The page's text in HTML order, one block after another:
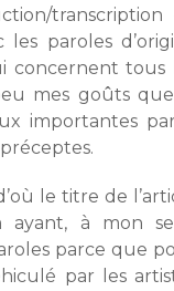
transcription
paroles
concernent tous
mes goûts
importantes
le titre de
ayant, à mon
parce que
par les